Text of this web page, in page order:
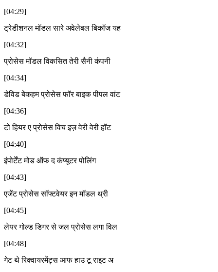
[04:29]
ट्रेडीशनल मॉडल सारे अवेलेबल बिकॉज यह
[04:32]
प्रोसेस मॉडल विकसित तेरी सैनी कंपनी
[04:34]
डेविड बेकहम प्रोसेस फॉर बाइक पीपल वांट
[04:36]
टो हियर ए प्रोसेस विच इज़ वेरी वेरी हॉट
[04:40]
इंपोर्टेंट मोड ऑफ द कंप्यूटर पोलिंग
[04:43]
एजेंट प्रोसेस सॉफ्टवेयर इन मॉडल थ्री
[04:45]
लेयर गोल्ड डिगर से जल प्रोसेस लगा विल
[04:48]
गेट थे रिक्वायरमेंट्स आफ हाउ टू राइट अ